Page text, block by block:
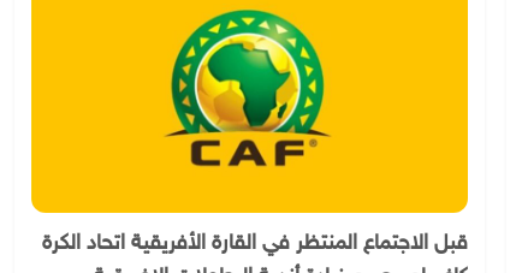
قبل الاجتماع المنتظر في القارة الأفريقية اتحاد الكرة